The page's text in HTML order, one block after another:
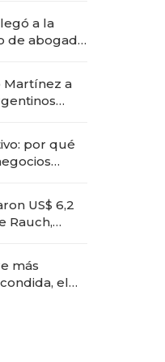
a la
de abogado
Martínez a
por qué
US$ 6,2
Rauch,
más
el